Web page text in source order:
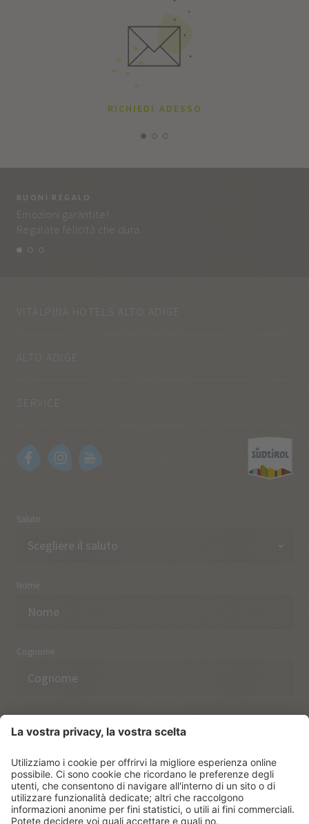
RICHIEDI ADESSO
BUONI REGALO
Emozioni garantite!
Regalate felicità che dura.
VITALPINA HOTELS ALTO ADIGE
ALTO ADIGE
Saluto
Nome
Cognome
Indirizzo email
Ho preso nota delle norme sulla protezione dei dati.